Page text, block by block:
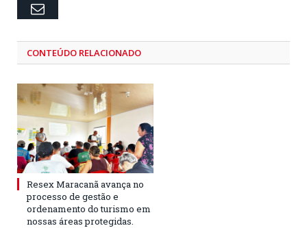
Email
CONTEÚDO RELACIONADO
Resex Maracanã avança no
processo de gestão e
ordenamento do turismo em
nossas áreas protegidas.